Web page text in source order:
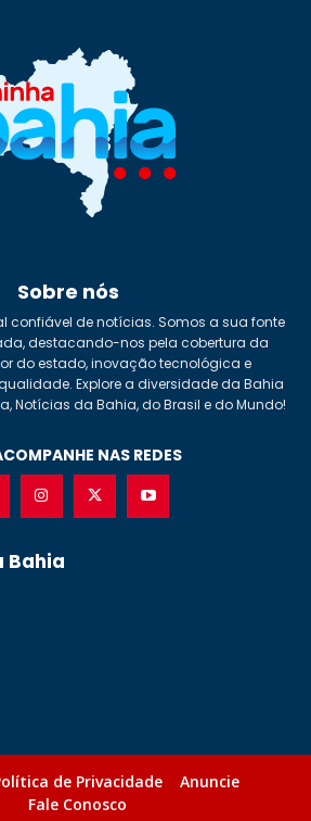
Sobre nós
confiável de notícias. Somos a sua fonte
destacando-nos pela cobertura da
do estado, inovação tecnológica e
Explore a diversidade da Bahia
Notícias da Bahia, do Brasil e do Mundo!
NAS REDES
Bahia
de Privacidade
Anuncie
Fale Conosco